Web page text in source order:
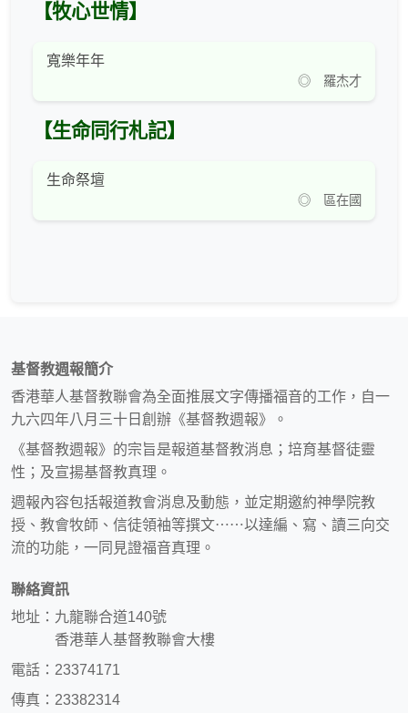
【牧心世情】
寬樂年年
◎ 羅杰才
【生命同行札記】
生命祭壇
◎ 區在國
基督教週報簡介
香港華人基督教聯會為全面推展文字傳播福音的工作，自一
九六四年八月三十日創辦《基督教週報》。
《基督教週報》的宗旨是報道基督教消息；培育基督徒靈
性；及宣揚基督教真理。
週報內容包括報道教會消息及動態，並定期邀約神學院教
授、教會牧師、信徒領袖等撰文⋯⋯以達編、寫、讀三向交
流的功能，一同見證福音真理。
聯絡資訊
地址：九龍聯合道140號
香港華人基督教聯會大樓
電話：23374171
傳真：23382314